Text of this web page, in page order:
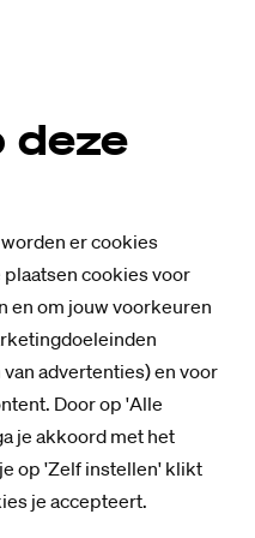
deze
er cookies
cookies voor
en om jouw voorkeuren
advertenties) en voor
Door op 'Alle
je akkoord met het
op 'Zelf instellen' klikt
je accepteert.